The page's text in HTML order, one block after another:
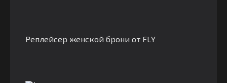
Реплейсер женской брони от FLY